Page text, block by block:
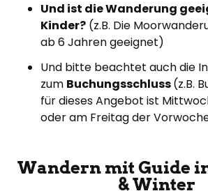
Und ist die Wanderung
Kinder? (z.B. Die
ab 6 Jahren geeignet)
Und bitte beachtet auch die
zum Buchungsschluss(z.B.
für dieses Angebot ist
oder am Freitag der
Wandern mit Guide
& Winter